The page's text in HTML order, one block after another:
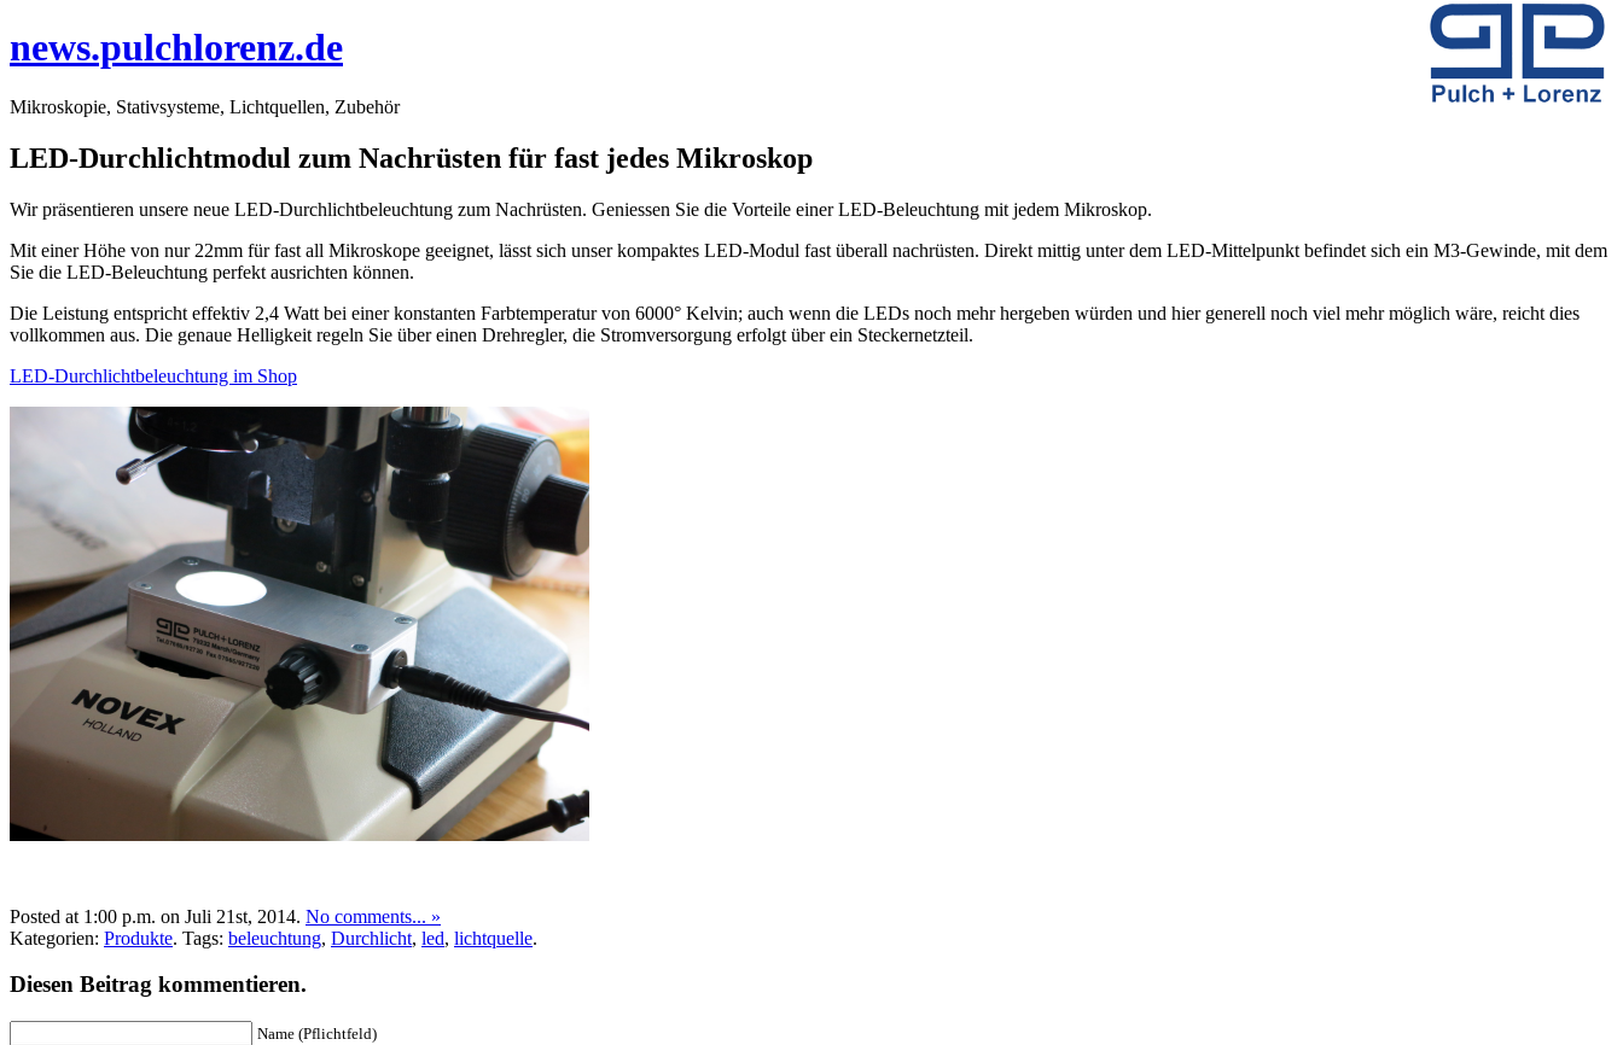
news.pulchlorenz.de
Mikroskopie, Stativsysteme, Lichtquellen, Zubehör
LED-Durchlichtmodul zum Nachrüsten für fast jedes Mikroskop
Wir präsentieren unsere neue LED-Durchlichtbeleuchtung zum Nachrüsten. Geniessen Sie die Vorteile einer LED-Beleuchtung mit jedem Mikroskop.
Mit einer Höhe von nur 22mm für fast all Mikroskope geeignet, lässt sich unser kompaktes LED-Modul fast überall nachrüsten. Direkt mittig unter dem LED-Mittelpunkt befindet sich ein M3-Gewinde, mit dem
Sie die LED-Beleuchtung perfekt ausrichten können.
Die Leistung entspricht effektiv 2,4 Watt bei einer konstanten Farbtemperatur von 6000° Kelvin; auch wenn die LEDs noch mehr hergeben würden und hier generell noch viel mehr möglich wäre, reicht dies
vollkommen aus. Die genaue Helligkeit regeln Sie über einen Drehregler, die Stromversorgung erfolgt über ein Steckernetzteil.
LED-Durchlichtbeleuchtung im Shop
Posted at 1:00 p.m. on Juli 21st, 2014. No comments... »
Kategorien: Produkte. Tags: beleuchtung, Durchlicht, led, lichtquelle.
Diesen Beitrag kommentieren.
Name (Pflichtfeld)